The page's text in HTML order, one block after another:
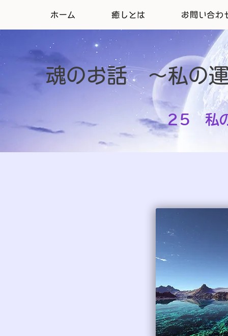
ホーム 癒しとは お問い合わ
魂のお話 ～私の
25 私